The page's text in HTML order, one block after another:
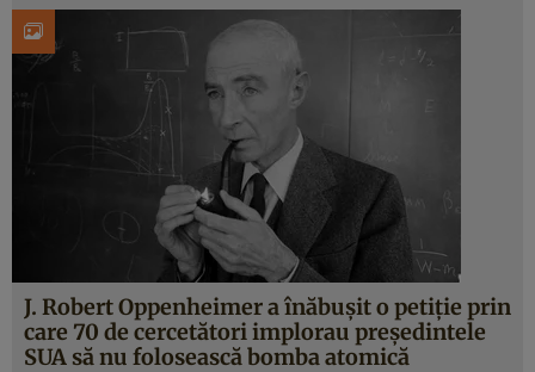
J. Robert Oppenheimer a înăbușit o petiție prin
care 70 de cercetători implorau președintele
SUA să nu folosească bomba atomică